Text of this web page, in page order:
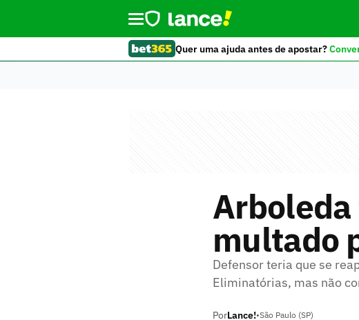
Quer uma ajuda antes de apostar?
multado
Defensor teria que se
Eliminatórias, mas não
PorLance!•São Paulo (SP)